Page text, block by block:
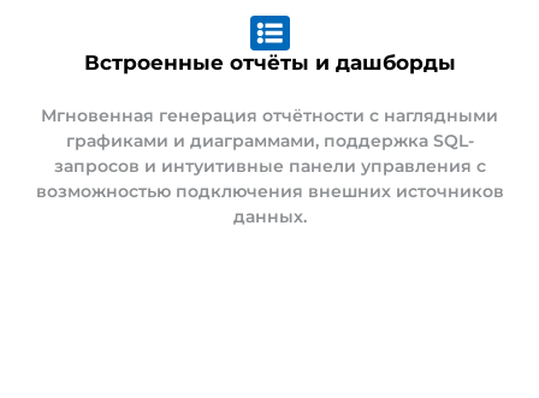
Встроенные отчёты и дашборды
Мгновенная генерация отчётности с наглядными
графиками и диаграммами, поддержка SQL-
запросов и интуитивные панели управления с
возможностью подключения внешних источников
данных.